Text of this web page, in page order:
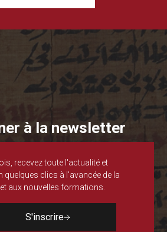
à la newsletter
recevez toute l'actualité et
quelques clics à l'avancée de la
aux nouvelles formations.
S'inscrire